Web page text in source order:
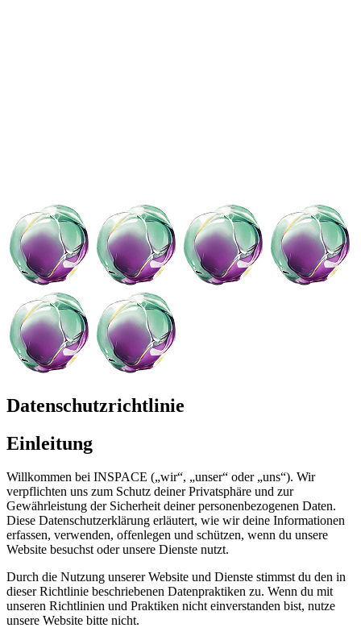
Datenschutzrichtlinie
Einleitung
Willkommen bei INSPACE („wir“, „unser“ oder „uns“). Wir
verpflichten uns zum Schutz deiner Privatsphäre und zur
Gewährleistung der Sicherheit deiner personenbezogenen Daten.
Diese Datenschutzerklärung erläutert, wie wir deine Informationen
erfassen, verwenden, offenlegen und schützen, wenn du unsere
Website besuchst oder unsere Dienste nutzt.
Durch die Nutzung unserer Website und Dienste stimmst du den in
dieser Richtlinie beschriebenen Datenpraktiken zu. Wenn du mit
unseren Richtlinien und Praktiken nicht einverstanden bist, nutze
unsere Website bitte nicht.